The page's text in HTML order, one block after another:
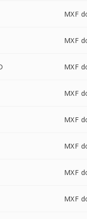
MXF
MXF
MXF
MXF
MXF
MXF
MXF
MXF